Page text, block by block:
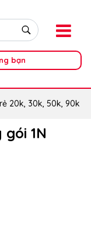
bạn
20k, 30k, 50k, 90k
1N